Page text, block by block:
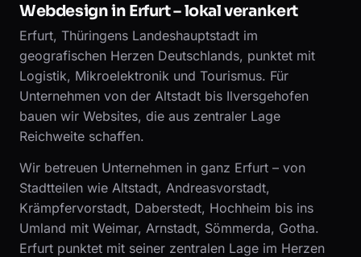
Webdesign in Erfurt – lokal verankert
Erfurt, Thüringens Landeshauptstadt im
geografischen Herzen Deutschlands, punktet mit
Logistik, Mikroelektronik und Tourismus. Für
Unternehmen von der Altstadt bis Ilversgehofen
bauen wir Websites, die aus zentraler Lage
Reichweite schaffen.
Wir betreuen Unternehmen in ganz Erfurt – von
Stadtteilen wie Altstadt, Andreasvorstadt,
Krämpfervorstadt, Daberstedt, Hochheim bis ins
Umland mit Weimar, Arnstadt, Sömmerda, Gotha.
Erfurt punktet mit seiner zentralen Lage im Herzen